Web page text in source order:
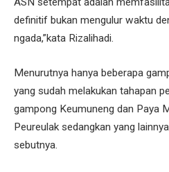
definitif bukan mengulur waktu
ngada,”kata Rizalihadi.
Menurutnya hanya beberapa
yang sudah melakukan tahapan
gampong Keumuneng dan Paya
Peureulak sedangkan yang
sebutnya.